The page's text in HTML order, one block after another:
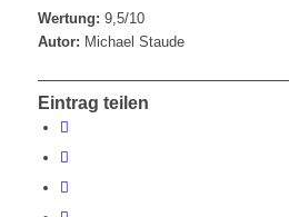
Wertung: 9,5/10
Autor: Michael Staude
Eintrag teilen